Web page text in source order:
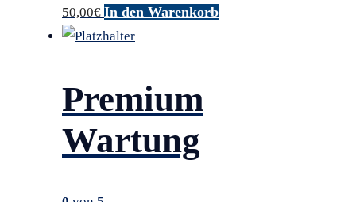
50,00€ In den Warenkorb
Premium
Wartung